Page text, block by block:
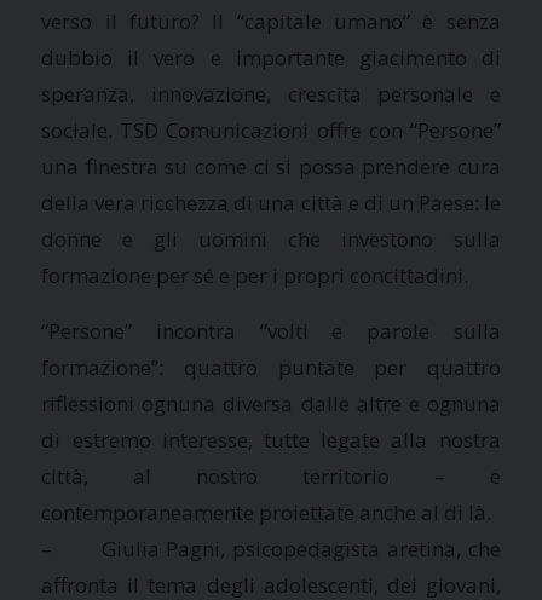
verso il futuro? Il “capitale umano” è senza
dubbio il vero e importante giacimento di
speranza, innovazione, crescita personale e
sociale. TSD Comunicazioni offre con “Persone”
una finestra su come ci si possa prendere cura
della vera ricchezza di una città e di un Paese: le
donne e gli uomini che investono sulla
formazione per sé e per i propri concittadini.
“Persone” incontra “volti e parole sulla
formazione”: quattro puntate per quattro
riflessioni ognuna diversa dalle altre e ognuna
di estremo interesse, tutte legate alla nostra
città, al nostro territorio – e
contemporaneamente proiettate anche al di là.
– Giulia Pagni, psicopedagista aretina, che
affronta il tema degli adolescenti, dei giovani,